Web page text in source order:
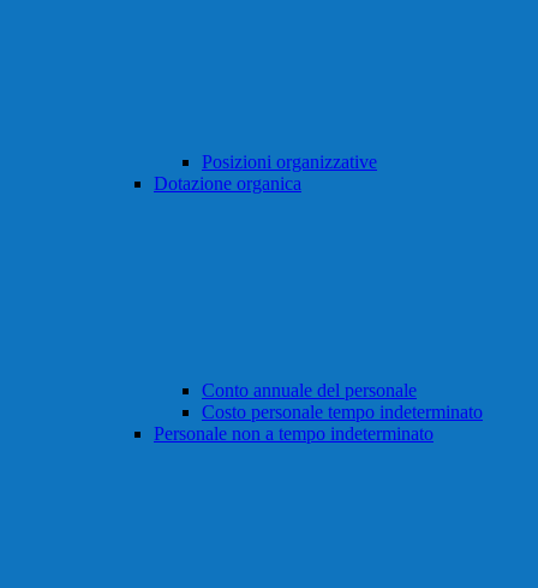
Posizioni organizzative
Dotazione organica
Conto annuale del personale
Costo personale tempo indeterminato
Personale non a tempo indeterminato